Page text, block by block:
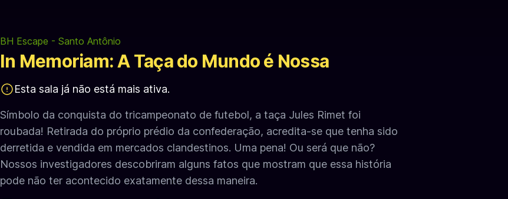
BH Escape - Santo Antônio
In Memoriam: A Taça do Mundo é Nossa
Esta sala já não está mais ativa.
Símbolo da conquista do tricampeonato de futebol, a taça Jules Rimet foi
roubada! Retirada do próprio prédio da confederação, acredita-se que tenha sido
derretida e vendida em mercados clandestinos. Uma pena! Ou será que não?
Nossos investigadores descobriram alguns fatos que mostram que essa história
pode não ter acontecido exatamente dessa maneira.